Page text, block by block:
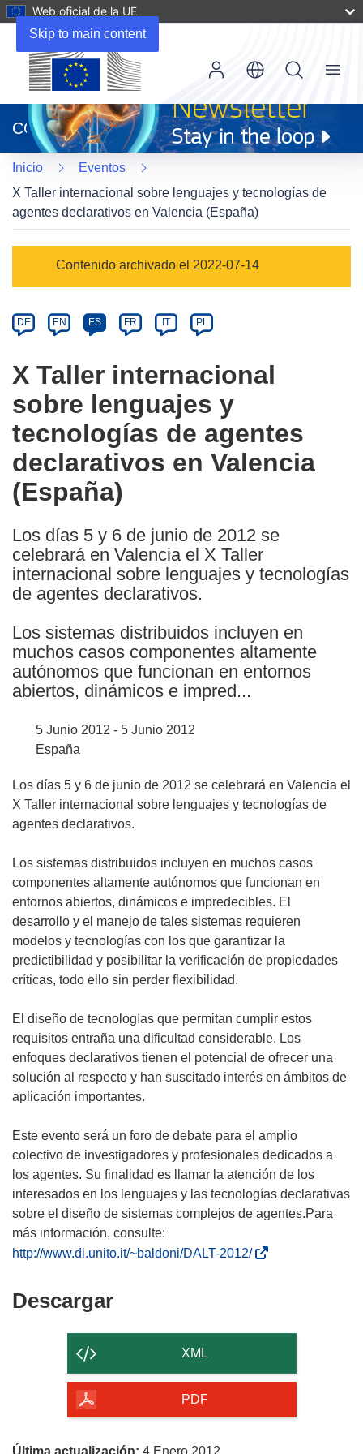
Skip to main content
Web oficial de la UE
abrirá
en
una
nueva
ventana)
CORDIS
Menu
Inicio
Eventos
X Taller internacional sobre lenguajes y tecnologías de
agentes declarativos en Valencia (España)
category
Contenido archivado el 2022-07-14
Article
available
the
following
languages:
DE EN ES FR IT PL
X Taller internacional
sobre lenguajes y
tecnologías de agentes
declarativos en Valencia
(España)
Los días 5 y 6 de junio de 2012 se
celebrará en Valencia el X Taller
internacional sobre lenguajes y tecnologías
de agentes declarativos.
Los sistemas distribuidos incluyen en
muchos casos componentes altamente
autónomos que funcionan en entornos
abiertos, dinámicos e impred...
5 Junio 2012 - 5 Junio 2012
España
Los días 5 y 6 de junio de 2012 se celebrará en Valencia el
X Taller internacional sobre lenguajes y tecnologías de
agentes declarativos.
Los sistemas distribuidos incluyen en muchos casos
componentes altamente autónomos que funcionan en
entornos abiertos, dinámicos e impredecibles. El
desarrollo y el manejo de tales sistemas requieren
modelos y tecnologías con los que garantizar la
predictibilidad y posibilitar la verificación de propiedades
críticas, todo ello sin perder flexibilidad.
El diseño de tecnologías que permitan cumplir estos
requisitos entraña una dificultad considerable. Los
enfoques declarativos tienen el potencial de ofrecer una
solución al respecto y han suscitado interés en ámbitos de
aplicación importantes.
Este evento será un foro de debate para el amplio
colectivo de investigadores y profesionales dedicados a
los agentes. Su finalidad es llamar la atención de los
interesados en los lenguajes y las tecnologías declarativas
sobre el diseño de sistemas complejos de agentes.Para
más información, consulte:
http://www.di.unito.it/~baldoni/DALT-2012/(
DescargarDescargar
contenido
de
página
XML
PDF
Última actualización: 4 Enero 2012